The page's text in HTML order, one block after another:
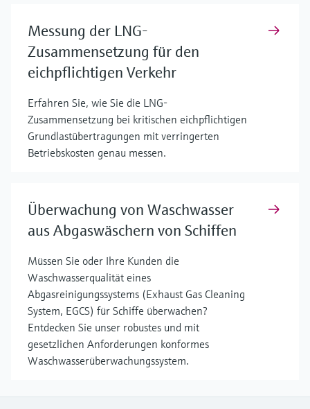
Messung der LNG-
Zusammensetzung für den
eichpflichtigen Verkehr
Erfahren Sie, wie Sie die LNG-
Zusammensetzung bei kritischen eichpflichtigen
Grundlastübertragungen mit verringerten
Betriebskosten genau messen.
Überwachung von Waschwasser
aus Abgaswäschern von Schiffen
Müssen Sie oder Ihre Kunden die
Waschwasserqualität eines
Abgasreinigungssystems (Exhaust Gas Cleaning
System, EGCS) für Schiffe überwachen?
Entdecken Sie unser robustes und mit
gesetzlichen Anforderungen konformes
Waschwasserüberwachungssystem.